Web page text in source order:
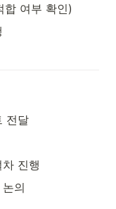
합 여부 확인)
전달
진행
의